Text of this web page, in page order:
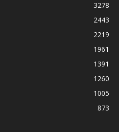
3278
2443
2219
1961
1391
1260
1005
873